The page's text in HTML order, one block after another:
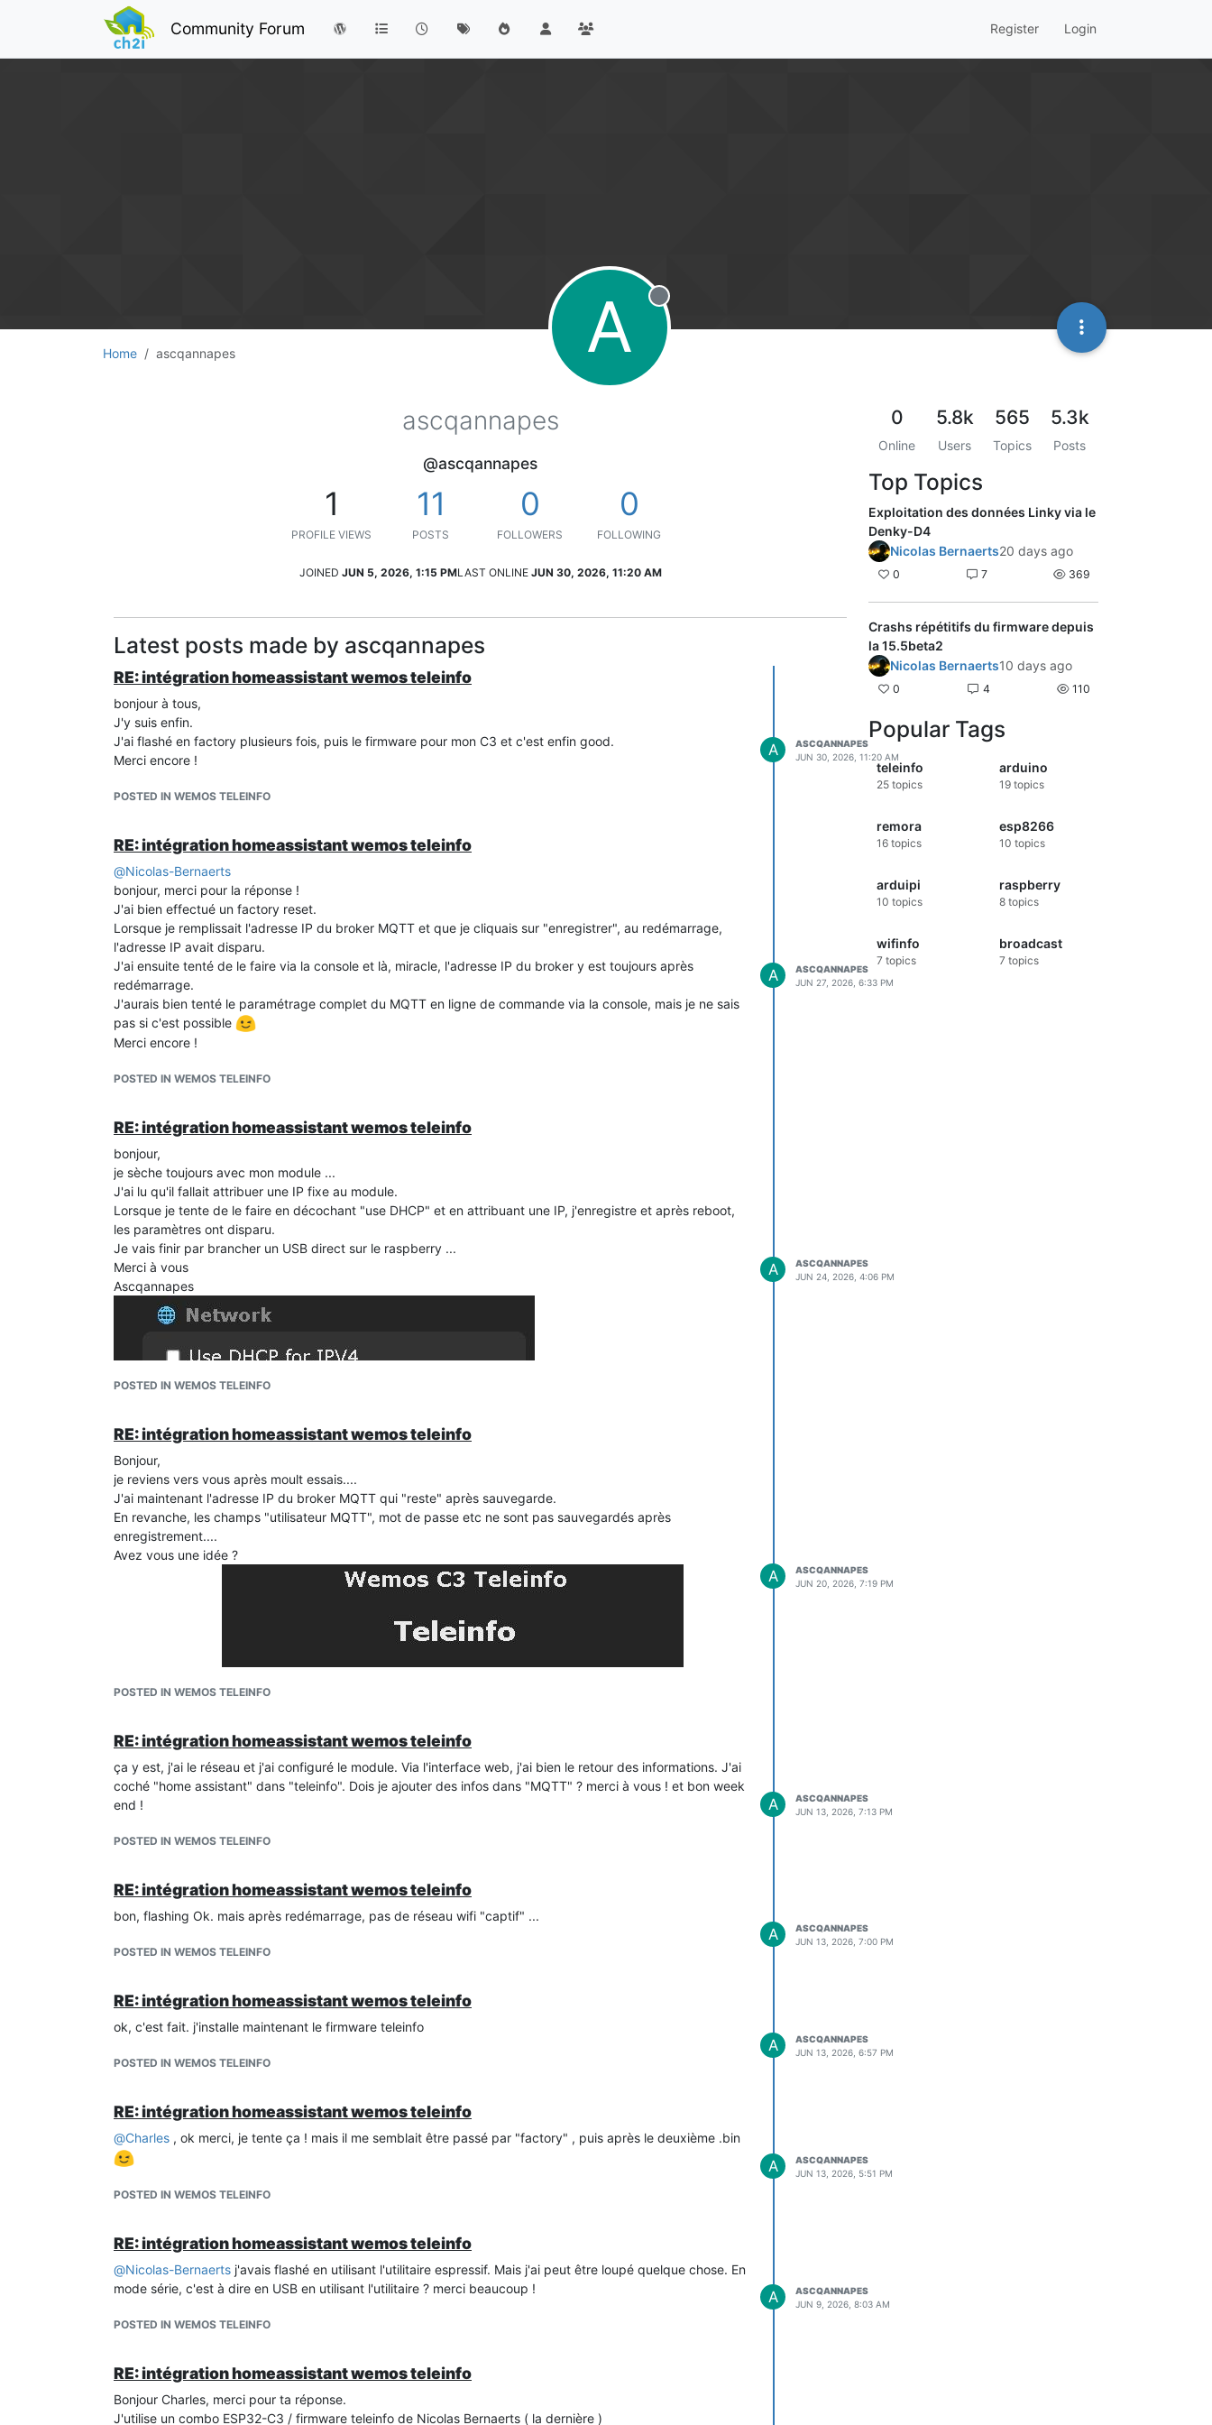
Community Forum Register Login
Home ascqannapes A Offline
ascqannapes
@ascqannapes
1
PROFILE VIEWS
11
POSTS
0
FOLLOWERS
0
FOLLOWING
JOINED JUN 5, 2026, 1:15 PMLAST ONLINE JUN 30, 2026, 11:20 AM
Latest posts made by ascqannapes
RE: intégration homeassistant wemos teleinfo
bonjour à tous,
J'y suis enfin.
J'ai flashé en factory plusieurs fois, puis le firmware pour mon C3 et c'est enfin good.
Merci encore !
POSTED IN WEMOS TELEINFO
A
ASCQANNAPES
JUN 30, 2026, 11:20 AM
RE: intégration homeassistant wemos teleinfo
@Nicolas-Bernaerts
bonjour, merci pour la réponse !
J'ai bien effectué un factory reset.
Lorsque je remplissait l'adresse IP du broker MQTT et que je cliquais sur "enregistrer", au redémarrage,
l'adresse IP avait disparu.
J'ai ensuite tenté de le faire via la console et là, miracle, l'adresse IP du broker y est toujours après
redémarrage.
J'aurais bien tenté le paramétrage complet du MQTT en ligne de commande via la console, mais je ne sais
pas si c'est possible
Merci encore !
POSTED IN WEMOS TELEINFO
A
ASCQANNAPES
JUN 27, 2026, 6:33 PM
RE: intégration homeassistant wemos teleinfo
bonjour,
je sèche toujours avec mon module ...
J'ai lu qu'il fallait attribuer une IP fixe au module.
Lorsque je tente de le faire en décochant "use DHCP" et en attribuant une IP, j'enregistre et après reboot,
les paramètres ont disparu.
Je vais finir par brancher un USB direct sur le raspberry ...
Merci à vous
Ascqannapes
POSTED IN WEMOS TELEINFO
A
ASCQANNAPES
JUN 24, 2026, 4:06 PM
RE: intégration homeassistant wemos teleinfo
Bonjour,
je reviens vers vous après moult essais....
J'ai maintenant l'adresse IP du broker MQTT qui "reste" après sauvegarde.
En revanche, les champs "utilisateur MQTT", mot de passe etc ne sont pas sauvegardés après
enregistrement....
Avez vous une idée ?
Bon week end
POSTED IN WEMOS TELEINFO
A
ASCQANNAPES
JUN 20, 2026, 7:19 PM
RE: intégration homeassistant wemos teleinfo
ça y est, j'ai le réseau et j'ai configuré le module. Via l'interface web, j'ai bien le retour des informations. J'ai
coché "home assistant" dans "teleinfo". Dois je ajouter des infos dans "MQTT" ? merci à vous ! et bon week
end !
POSTED IN WEMOS TELEINFO
A
ASCQANNAPES
JUN 13, 2026, 7:13 PM
RE: intégration homeassistant wemos teleinfo
bon, flashing Ok. mais après redémarrage, pas de réseau wifi "captif" ...
POSTED IN WEMOS TELEINFO
A
ASCQANNAPES
JUN 13, 2026, 7:00 PM
RE: intégration homeassistant wemos teleinfo
ok, c'est fait. j'installe maintenant le firmware teleinfo
POSTED IN WEMOS TELEINFO
A
ASCQANNAPES
JUN 13, 2026, 6:57 PM
RE: intégration homeassistant wemos teleinfo
@Charles , ok merci, je tente ça ! mais il me semblait être passé par "factory" , puis après le deuxième .bin
POSTED IN WEMOS TELEINFO
A
ASCQANNAPES
JUN 13, 2026, 5:51 PM
RE: intégration homeassistant wemos teleinfo
@Nicolas-Bernaerts j'avais flashé en utilisant l'utilitaire espressif. Mais j'ai peut être loupé quelque chose. En
mode série, c'est à dire en USB en utilisant l'utilitaire ? merci beaucoup !
POSTED IN WEMOS TELEINFO
A
ASCQANNAPES
JUN 9, 2026, 8:03 AM
RE: intégration homeassistant wemos teleinfo
Bonjour Charles, merci pour ta réponse.
J'utilise un combo ESP32-C3 / firmware teleinfo de Nicolas Bernaerts ( la dernière )
0
Online
5.8k
Users
565
Topics
5.3k
Posts
Top Topics
Exploitation des données Linky via le
Denky-D4
Nicolas Bernaerts20 days ago
0 7 369
Crashs répétitifs du firmware depuis
la 15.5beta2
Nicolas Bernaerts10 days ago
0 4 110
Popular Tags
teleinfo
25 topics
arduino
19topics
remora
16 topics
esp8266
10 topics
arduipi
10 topics
raspberry
8topics
wifinfo
7 topics
broadcast
7 topics